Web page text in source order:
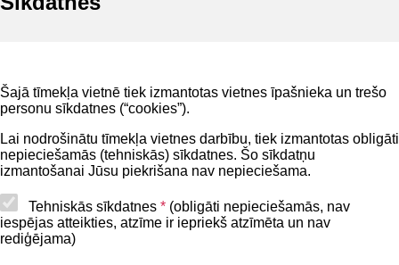
Šajā tīmekļa vietnē tiek izmantotas vietnes īpašnieka un trešo
personu sīkdatnes (“cookies”).
Lai nodrošinātu tīmekļa vietnes darbību, tiek izmantotas obligāti
nepieciešamās (tehniskās) sīkdatnes. Šo sīkdatņu
izmantošanai Jūsu piekrišana nav nepieciešama.
Tehniskās sīkdatnes * (obligāti nepieciešamās, nav
iespējas atteikties, atzīme ir iepriekš atzīmēta un nav
rediģējama)
Privātuma politika
Lapas karte
Piekļūstamības paziņojums